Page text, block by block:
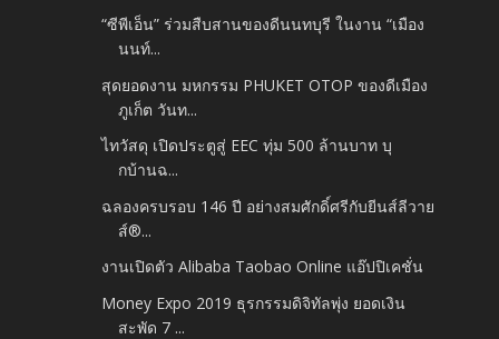
“ซีพีเอ็น” ร่วมสืบสานของดีนนทบุรี ในงาน “เมือง
นนท์...
สุดยอดงาน มหกรรม PHUKET OTOP ของดีเมือง
ภูเก็ต วันท...
ไทวัสดุ เปิดประตูสู่ EEC ทุ่ม 500 ล้านบาท บุ
กบ้านฉ...
ฉลองครบรอบ 146 ปี อย่างสมศักดิ์ศรีกับยีนส์ลีวาย
ส์®...
งานเปิดตัว Alibaba Taobao Online แอ๊ปปิเคชั่น
Money Expo 2019 ธุรกรรมดิจิทัลพุ่ง ยอดเงิน
สะพัด 7 ...